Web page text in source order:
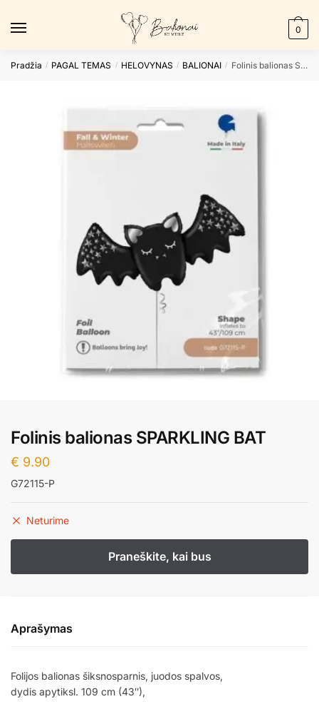
0
Pradžia / PAGAL TEMAS / HELOVYNAS / BALIONAI / Folinis balionas SPARKLING BAT
Folinis balionas SPARKLING BAT
€ 9.90
G72115-P
Neturime
Aprašymas
Folijos balionas šiksnosparnis, juodos spalvos,
dydis apytiksl. 109 cm (43″),